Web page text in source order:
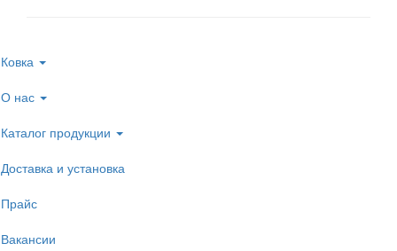
Ковка
О нас
Каталог продукции
Доставка и установка
Прайс
Вакансии